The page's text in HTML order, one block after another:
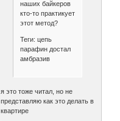
наших байкеров
кто-то практикует
этот метод?
Теги: цепь
парафин достал
амбразив
я это тоже читал, но не
представляю как это делать в
квартире